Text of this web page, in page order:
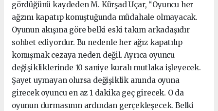
gördüğünü kaydeden M. Kürşad Uçar, “Oyuncu her
ağzını kapatıp konuştuğunda müdahale olmayacak.
Oyunun akışına göre belki eski takım arkadaşıdır
sohbet ediyordur. Bu nedenle her ağız kapatılıp
konuşmak cezaya neden değil. Ayrıca oyuncu
değişikliklerinde 10 saniye kuralı mutlaka işleyecek.
Şayet uymayan olursa değişiklik anında oyuna
girecek oyuncu en az 1 dakika geç girecek. O da
oyunun durmasının ardından gerçekleşecek. Belki